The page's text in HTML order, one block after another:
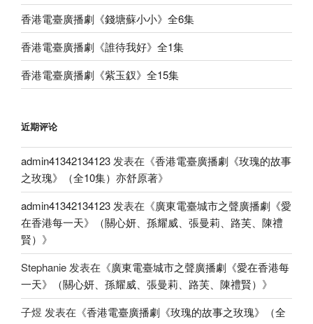
香港電臺廣播劇《錢塘蘇小小》全6集
香港電臺廣播劇《誰待我好》全1集
香港電臺廣播劇《紫玉釵》全15集
近期评论
admin41342134123发表在《香港電臺廣播劇《玫瑰的故事
之玫瑰》（全10集）亦舒原著》
admin41342134123发表在《廣東電臺城市之聲廣播劇《愛
在香港每一天》（關心妍、孫耀威、張曼莉、路芙、陳禮
賢） 》
Stephanie发表在《廣東電臺城市之聲廣播劇《愛在香港每
一天》（關心妍、孫耀威、張曼莉、路芙、陳禮賢） 》
子煜 发表在《香港電臺廣播劇《玫瑰的故事之玫瑰》（全